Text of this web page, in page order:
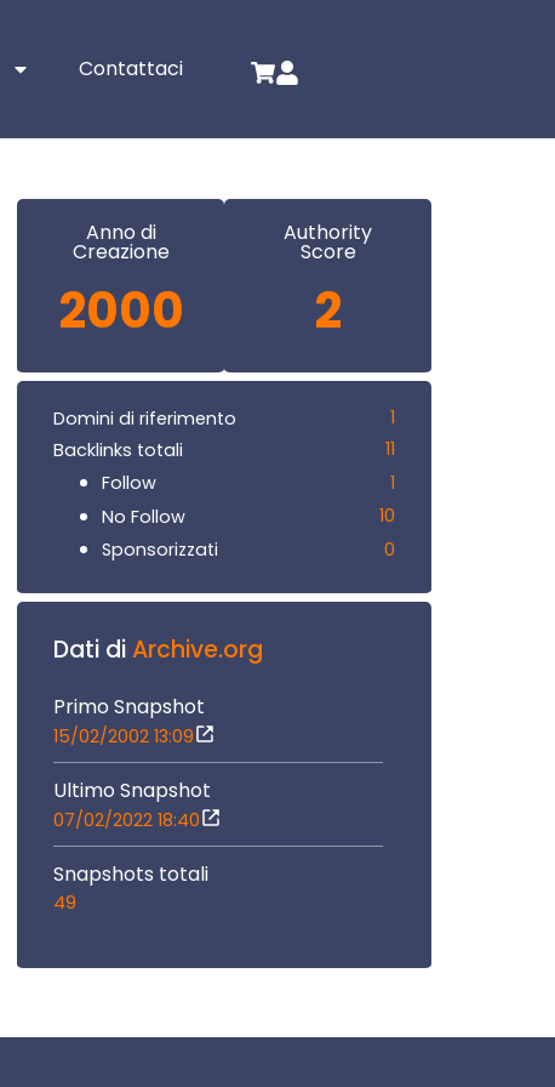
Contattaci
Anno di
Creazione
2000
Authority
Score
2
Domini di riferimento
1
Backlinks totali
11
Follow
1
No Follow
10
Sponsorizzati
0
Dati diArchive.org
Primo Snapshot
15/02/2002 13:09
Ultimo Snapshot
07/02/2022 18:40
Snapshots totali
49